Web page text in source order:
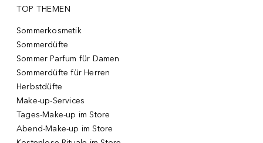
TOP THEMEN
Sommerkosmetik
Sommerdüfte
Sommer Parfum für Damen
Sommerdüfte für Herren
Herbstdüfte
Make-up-Services
Tages-Make-up im Store
Abend-Make-up im Store